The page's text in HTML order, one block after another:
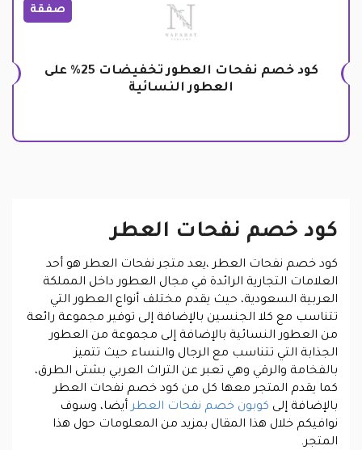
صفقة
كود خصم نفحات العطور تخفيضات 25% على
العطور النسائية
كود خصم نفحات العطر
كود خصم نفحات العطر ،يعد متجر نفحات العطر هو أحد
العلامات التجارية الرائدة في مجال العطور داخل المملكة
العربية السعودية، حيث يقدم مختلف أنواع العطور التي
تتناسب مع كلا الجنسين بالإضافة إلى توفير مجموعة رائعة
من العطور النسائية بالإضافة إلى مجموعة من العطور
الجذابة التي تتناسب مع الرجال والنساء حيث تتميز
بالفخامة والرقي وهي تعبر عن التراث العربي بشتى الطرق،
كما يقدم المتجر معها كل من كود خصم نفحات العطر
بالإضافة إلى كوبون خصم نفحات العطرأيضا، وسوف
نوافيكم خلال هذا المقال بمزيد من المعلومات حول هذا
المتجر.